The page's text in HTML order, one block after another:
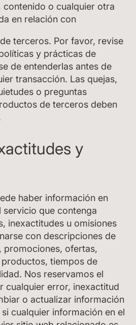
contenido o cualquier otra
en relación con
terceros. Por favor, revise
y prácticas de
de entenderlas antes de
transacción. Las quejas,
o preguntas
de terceros deben
y
haber información en
servicio que contenga
inexactitudes u omisiones
con descripciones de
promociones, ofertas,
tiempos de
Nos reservamos el
cualquier error, inexactitud
o actualizar información
cualquier información en el